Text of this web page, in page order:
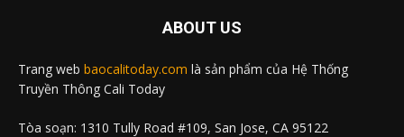
ABOUT US
Trang web baocalitoday.com là sản phẩm của Hệ Thống
Truyền Thông Cali Today
Tòa soạn: 1310 Tully Road #109, San Jose, CA 95122